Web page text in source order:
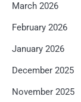
March 2026
February 2026
January 2026
December 2025
November 2025